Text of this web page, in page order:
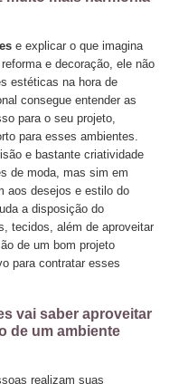
e explicar o que imagina
e decoração, ele não
estéticas na hora de
consegue entender as
para o seu projeto,
para esses ambientes.
e bastante criatividade
de moda, mas sim em
aos desejos e estilo do
a disposição do
tecidos, além de aproveitar
de um bom projeto
para contratar esses
vai saber aproveitar
de um ambiente
realizam suas